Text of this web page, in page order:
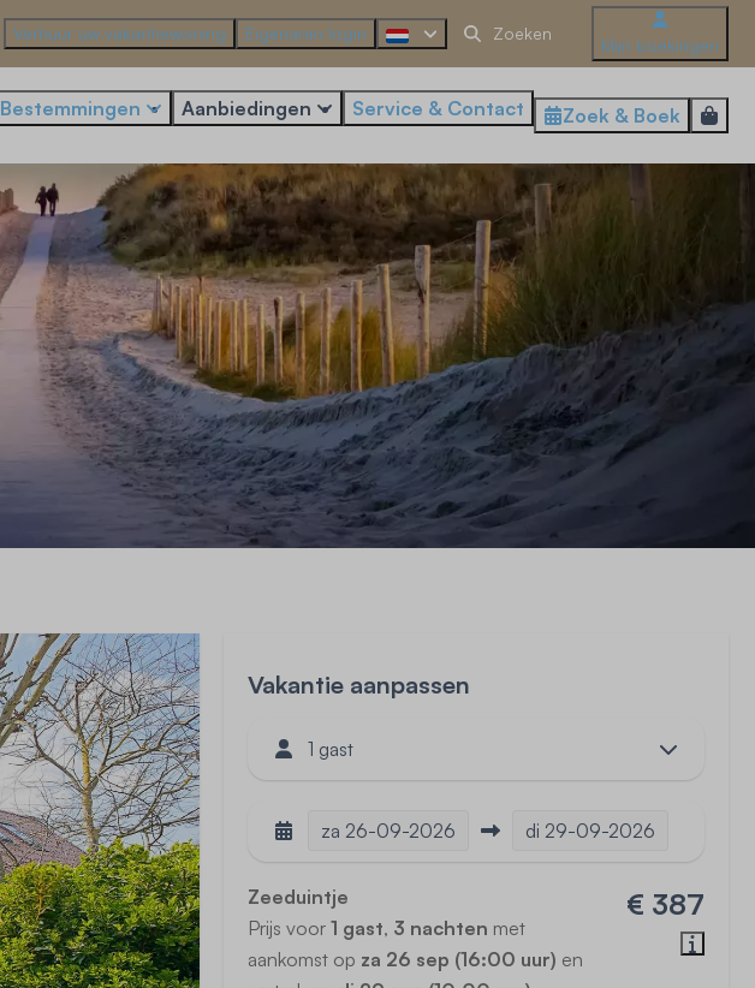
Verhuur uw vakantiewoning Eigenaren login
Mijn boekingen
Bestemmingen Aanbiedingen Service & Contact Zoek & Boek
Vakantie aanpassen
1 gast
za 26-09-2026 di 29-09-2026
€ 387
Zeeduintje
Prijs voor 1 gast, 3 nachten met
aankomst op za 26 sep (16:00 uur) en